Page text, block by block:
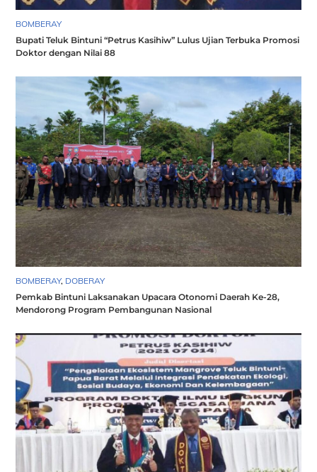
BOMBERAY
Bupati Teluk Bintuni “Petrus Kasihiw” Lulus Ujian Terbuka Promosi
Doktor dengan Nilai 88
BOMBERAY, DOBERAY
Pemkab Bintuni Laksanakan Upacara Otonomi Daerah Ke-28,
Mendorong Program Pembangunan Nasional